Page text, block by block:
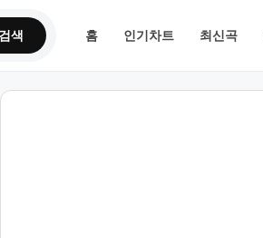
색 홈 인기차트 최신곡